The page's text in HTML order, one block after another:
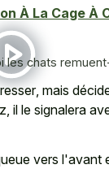
À La Cage À
les chats
, mais
il le signalera
vers l'avant